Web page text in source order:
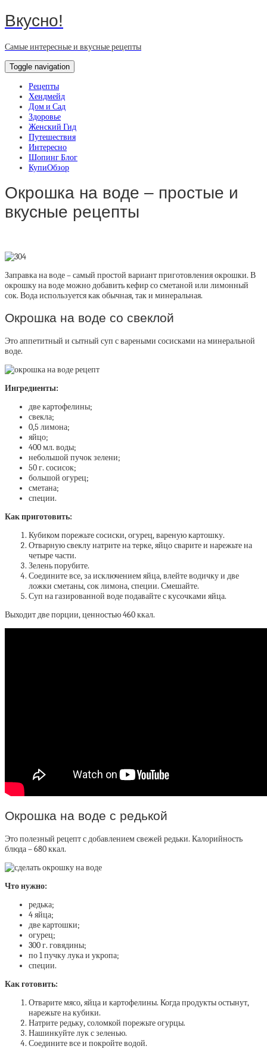
Вкусно!
Самые интересные и вкусные рецепты
Toggle navigation
Рецепты
Хендмейд
Дом и Сад
Здоровье
Женский Гид
Путешествия
Интересно
Шопинг Блог
КупиОбзор
Окрошка на воде – простые и
вкусные рецепты
Заправка на воде – самый простой вариант приготовления окрошки. В
окрошку на воде можно добавить кефир со сметаной или лимонный
сок. Вода используется как обычная, так и минеральная.
Окрошка на воде со свеклой
Это аппетитный и сытный суп с вареными сосисками на минеральной
воде.
Ингредиенты:
две картофелины;
свекла;
0,5 лимона;
яйцо;
400 мл. воды;
небольшой пучок зелени;
50 г. сосисок;
большой огурец;
сметана;
специи.
Как приготовить:
Кубиком порежьте сосиски, огурец, вареную картошку.
Отварную свеклу натрите на терке, яйцо сварите и нарежьте на
четыре части.
Зелень порубите.
Соедините все, за исключением яйца, влейте водичку и две
ложки сметаны, сок лимона, специи. Смешайте.
Суп на газированной воде подавайте с кусочками яйца.
Выходит две порции, ценностью 460 ккал.
Окрошка на воде с редькой
Это полезный рецепт с добавлением свежей редьки. Калорийность
блюда – 680 ккал.
Что нужно:
редька;
4 яйца;
две картошки;
огурец;
300 г. говядины;
по 1 пучку лука и укропа;
специи.
Как готовить:
Отварите мясо, яйца и картофелины. Когда продукты остынут,
нарежьте на кубики.
Натрите редьку, соломкой порежьте огурцы.
Нашинкуйте лук с зеленью.
Соедините все и покройте водой.